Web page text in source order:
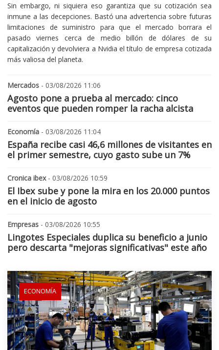
Sin embargo, ni siquiera eso garantiza que su cotización sea
inmune a las decepciones. Bastó una advertencia sobre futuras
limitaciones de suministro para que el mercado borrara el
pasado viernes cerca de medio billón de dólares de su
capitalización y devolviera a Nvidia el título de empresa cotizada
más valiosa del planeta.
Mercados - 03/08/2026 11:06
Agosto pone a prueba al mercado: cinco
eventos que pueden romper la racha alcista
Economía - 03/08/2026 11:04
España recibe casi 46,6 millones de visitantes en
el primer semestre, cuyo gasto sube un 7%
Cronica ibex- 03/08/2026 10:59
El Ibex sube y pone la mira en los 20.000 puntos
en el inicio de agosto
Empresas - 03/08/2026 10:55
Lingotes Especiales duplica su beneficio a junio
pero descarta "mejoras significativas" este año
ECONOMÍA